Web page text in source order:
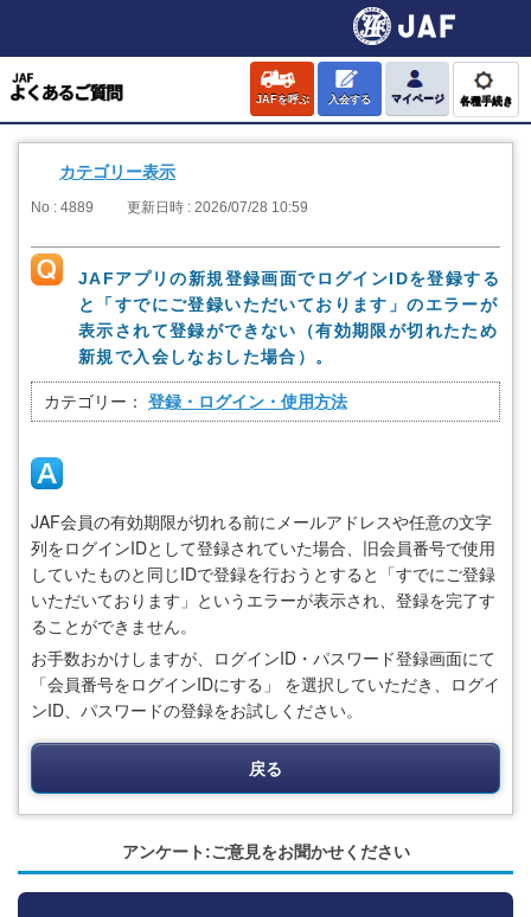
JAFを呼ぶ 入会する マイページ 各種手続き
カテゴリー表示
No : 4889 更新日時 : 2026/07/28 10:59
JAFアプリの新規登録画面でログインIDを登録する
と「すでにご登録いただいております」のエラーが
表示されて登録ができない（有効期限が切れたため
新規で入会しなおした場合）。
カテゴリー： 登録・ログイン・使用方法
JAF会員の有効期限が切れる前にメールアドレスや任意の文字
列をログインIDとして登録されていた場合、旧会員番号で使用
していたものと同じIDで登録を行おうとすると「すでにご登録
いただいております」というエラーが表示され、登録を完了す
ることができません。
お手数おかけしますが、ログインID・パスワード登録画面にて
「会員番号をログインIDにする」 を選択していただき、ログイ
ンID、パスワードの登録をお試しください。
戻る
アンケート:ご意見をお聞かせください